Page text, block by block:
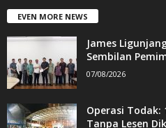
EVEN MORE NEWS
James
Sembilan
07/08/2026
Operasi Todak:
Tanpa Lesen